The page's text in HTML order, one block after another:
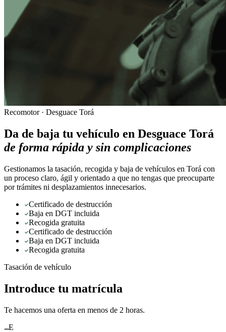
Recomotor · Desguace Torá
Da de baja tu vehículo en Desguace Torá
de forma rápida y sin complicaciones
Gestionamos la tasación, recogida y baja de vehículos en Torá con
un proceso claro, ágil y orientado a que no tengas que preocuparte
por trámites ni desplazamientos innecesarios.
Certificado de destrucción
Baja en DGT incluida
Recogida gratuita
Certificado de destrucción
Baja en DGT incluida
Recogida gratuita
Tasación de vehículo
Introduce tu matrícula
Te hacemos una oferta en menos de 2 horas.
★★★E